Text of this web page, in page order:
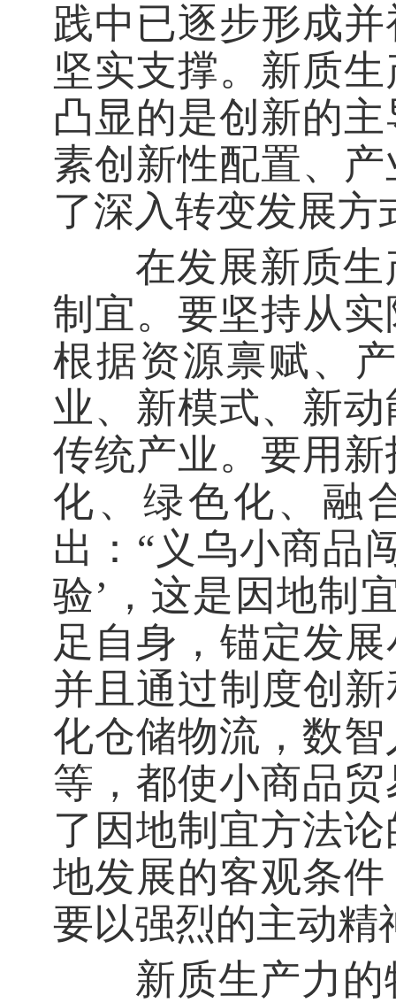
践中已逐步形成
坚实支撑。新质
凸显的是创新的
素创新性配置、
了深入转变发展
在发展新质生
制宜。要坚持从
根据资源禀赋、
业、新模式、新
传统产业。要用
化、绿色化、融
出：“义乌小商品
验’，这是因地制
足自身，锚定发
并且通过制度创
化仓储物流，数
等，都使小商品
了因地制宜方法
地发展的客观条
要以强烈的主动精
新质生产力的